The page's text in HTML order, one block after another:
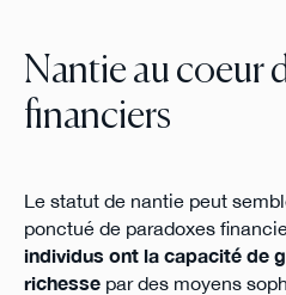
Nantie au coeur
financiers
Le statut de nantie peut
ponctué de paradoxes
individus ont la capacité de
richessepar des moyens